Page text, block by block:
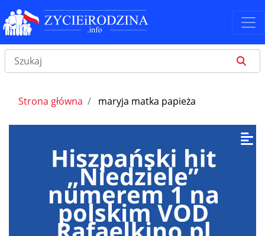
Strona główna maryja matka papieża